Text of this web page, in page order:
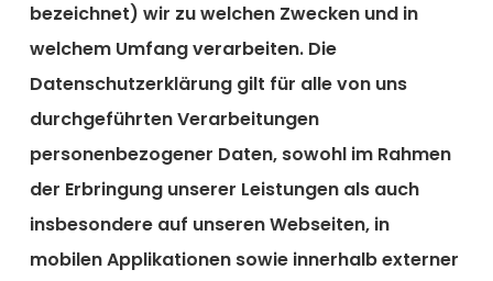
bezeichnet) wir zu welchen Zwecken und in
welchem Umfang verarbeiten. Die
Datenschutzerklärung gilt für alle von uns
durchgeführten Verarbeitungen
personenbezogener Daten, sowohl im Rahmen
der Erbringung unserer Leistungen als auch
insbesondere auf unseren Webseiten, in
mobilen Applikationen sowie innerhalb externer